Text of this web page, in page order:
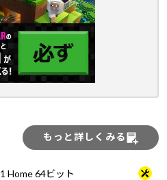
もっと詳しくみる
Home 64ビット